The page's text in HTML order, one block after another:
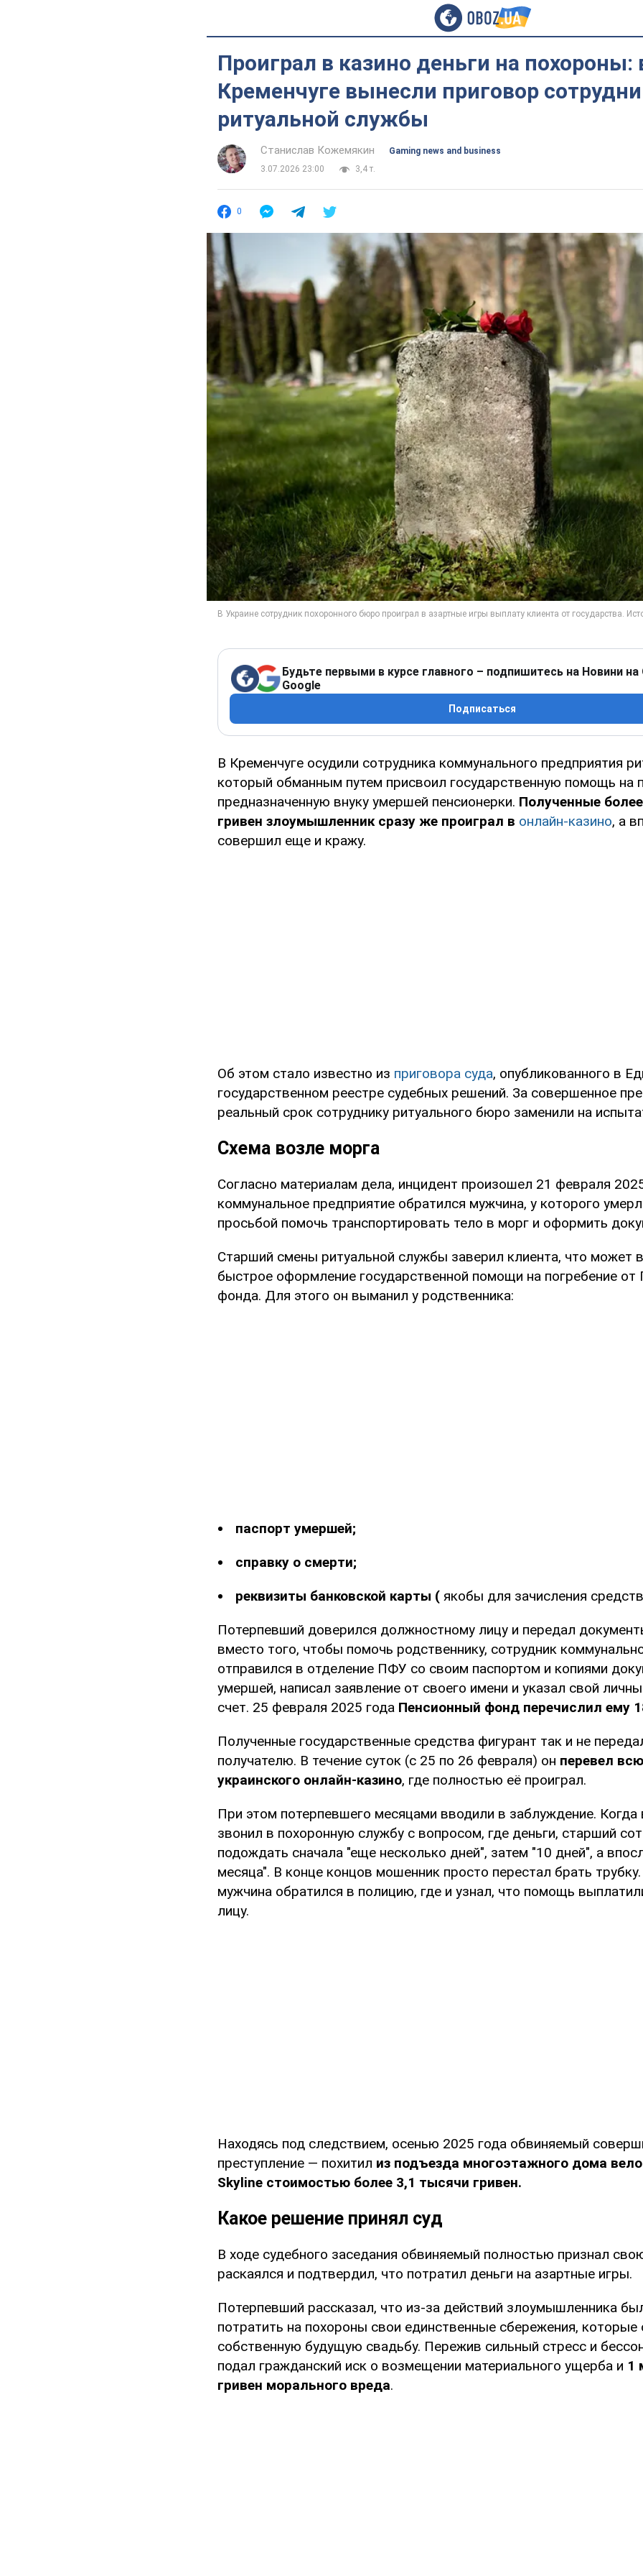
Проиграл в казино деньги на похороны:
Кременчуге вынесли приговор
ритуальной службы
Станислав Кожемякин
Gaming news and business
3.07.2026 23:00
3,4 т.
0
Будьте первыми в курсе главного – подпишитесь на Новини на
Google
Подписаться
В Кременчуге осудили сотрудника коммунального предприятия
который обманным путем присвоил государственную помощь на
предназначенную внуку умершей пенсионерки. Полученные
гривен злоумышленник сразу же проиграл в онлайн-казино, а
совершил еще и кражу.
Об этом стало известно из приговора суда, опубликованного в
государственном реестре судебных решений. За совершенное
реальный срок сотруднику ритуального бюро заменили на
Схема возле морга
Согласно материалам дела, инцидент произошел 21 февраля
коммунальное предприятие обратился мужчина, у которого
просьбой помочь транспортировать тело в морг и оформить
Старший смены ритуальной службы заверил клиента, что может
быстрое оформление государственной помощи на погребение от
фонда. Для этого он выманил у родственника:
паспорт умершей;
справку о смерти;
реквизиты банковской карты ( якобы для зачисления
Потерпевший доверился должностному лицу и передал
вместо того, чтобы помочь родственнику, сотрудник
отправился в отделение ПФУ со своим паспортом и копиями
умершей, написал заявление от своего имени и указал свой
счет. 25 февраля 2025 года Пенсионный фонд перечислил ему
Полученные государственные средства фигурант так и не
получателю. В течение суток (с 25 по 26 февраля) он перевел
украинского онлайн-казино, где полностью её проиграл.
При этом потерпевшего месяцами вводили в заблуждение. Когда
звонил в похоронную службу с вопросом, где деньги, старший
подождать сначала "еще несколько дней", затем "10 дней", а
месяца". В конце концов мошенник просто перестал брать
мужчина обратился в полицию, где и узнал, что помощь
лицу.
Находясь под следствием, осенью 2025 года обвиняемый
преступление — похитил из подъезда многоэтажного дома
Skyline стоимостью более 3,1 тысячи гривен.
Какое решение принял суд
В ходе судебного заседания обвиняемый полностью признал
раскаялся и подтвердил, что потратил деньги на азартные игры.
Потерпевший рассказал, что из-за действий злоумышленника
потратить на похороны свои единственные сбережения,
собственную будущую свадьбу. Пережив сильный стресс и
подал гражданский иск о возмещении материального ущерба и 1
гривен морального вреда.